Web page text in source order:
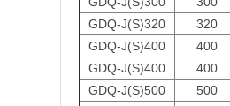
GDQ-J(S)320
320
GDQ-J(S)400
400
GDQ-J(S)400
400
GDQ-J(S)500
500